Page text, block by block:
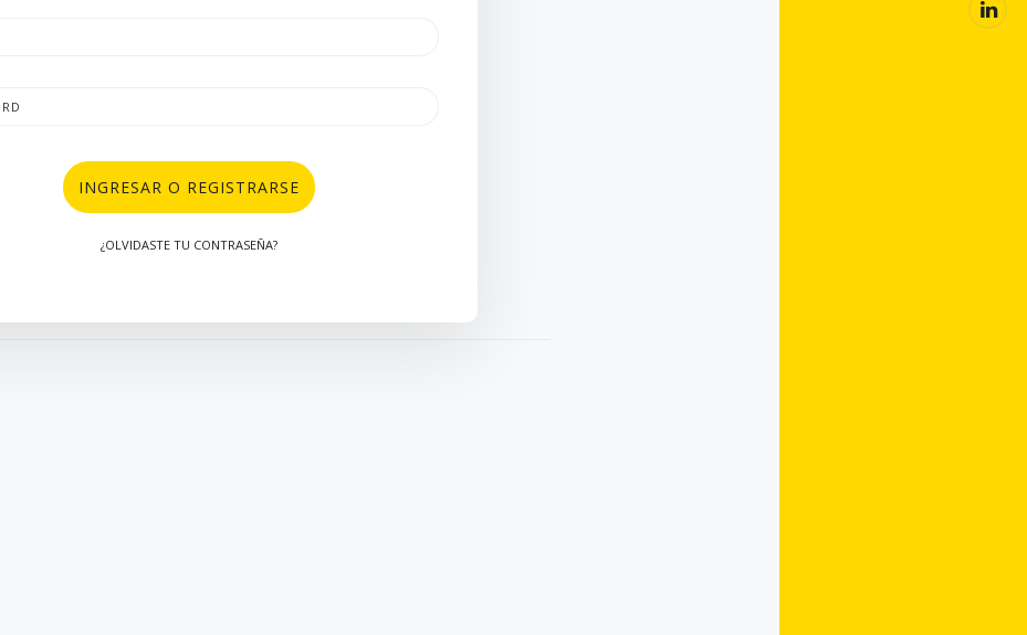
INGRESAR O REGISTRARSE
¿OLVIDASTE TU CONTRASEÑA?